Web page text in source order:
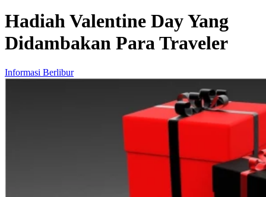
Hadiah Valentine Day Yang
Didambakan Para Traveler
Informasi Berlibur